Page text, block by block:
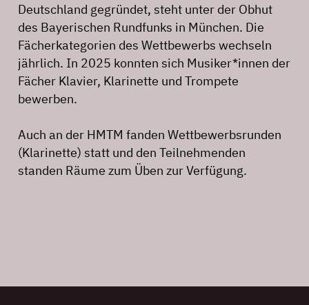
Deutschland gegründet, steht unter der Obhut
des Bayerischen Rundfunks in München. Die
Fächerkategorien des Wettbewerbs wechseln
jährlich. In 2025 konnten sich Musiker*innen der
Fächer Klavier, Klarinette und Trompete
bewerben.
Auch an der HMTM fanden Wettbewerbsrunden
(Klarinette) statt und den Teilnehmenden
standen Räume zum Üben zur Verfügung.